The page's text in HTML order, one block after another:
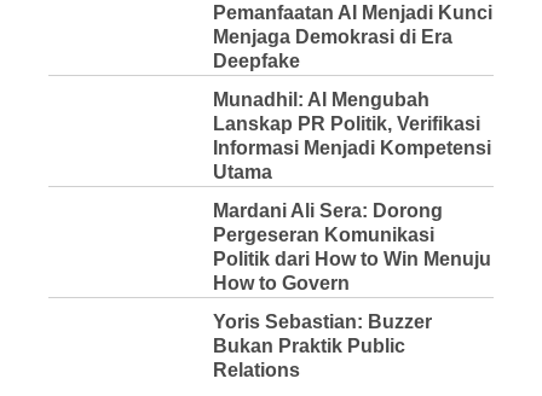
Pemanfaatan AI Menjadi Kunci
Menjaga Demokrasi di Era
Deepfake
Munadhil: AI Mengubah
Lanskap PR Politik, Verifikasi
Informasi Menjadi Kompetensi
Utama
Mardani Ali Sera: Dorong
Pergeseran Komunikasi
Politik dari How to Win Menuju
How to Govern
Yoris Sebastian: Buzzer
Bukan Praktik Public
Relations